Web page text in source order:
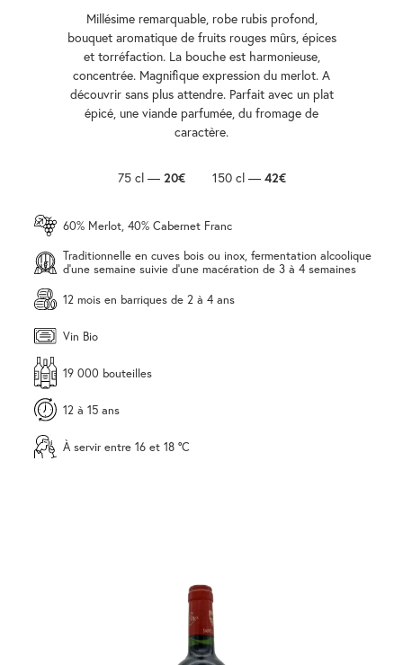
Millésime remarquable, robe rubis profond,
bouquet aromatique de fruits rouges mûrs, épices
et torréfaction. La bouche est harmonieuse,
concentrée. Magnifique expression du merlot. A
découvrir sans plus attendre. Parfait avec un plat
épicé, une viande parfumée, du fromage de
caractère.
75 cl — 20€ 150 cl — 42€
60% Merlot, 40% Cabernet Franc
Traditionnelle en cuves bois ou inox, fermentation alcoolique
d'une semaine suivie d'une macération de 3 à 4 semaines
12 mois en barriques de 2 à 4 ans
Vin Bio
19 000 bouteilles
12 à 15 ans
À servir entre 16 et 18 °C